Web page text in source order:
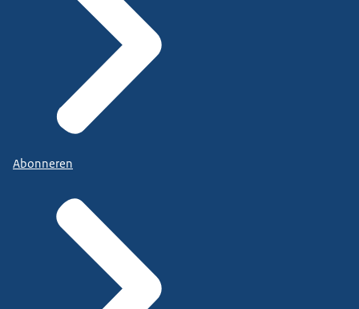
Abonneren